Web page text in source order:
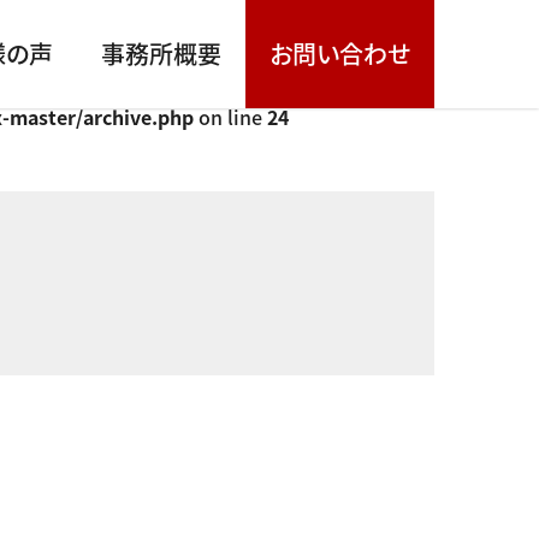
声 事務所概要 お問い合わせ
archive.phpon line24